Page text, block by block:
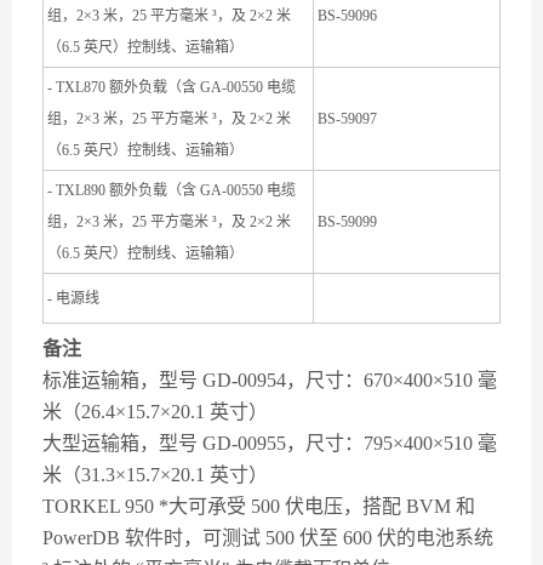
组，2×3 米，25 平方毫米 ³，及 2×2 米
（6.5 英尺）控制线、运输箱）
BS-59096
- TXL870 额外负载（含 GA-00550 电缆
组，2×3 米，25 平方毫米 ³，及 2×2 米
（6.5 英尺）控制线、运输箱）
BS-59097
- TXL890 额外负载（含 GA-00550 电缆
组，2×3 米，25 平方毫米 ³，及 2×2 米
（6.5 英尺）控制线、运输箱）
BS-59099
- 电源线
备注
标准运输箱，型号 GD-00954，尺寸：670×400×510 毫
米（26.4×15.7×20.1 英寸）
大型运输箱，型号 GD-00955，尺寸：795×400×510 毫
米（31.3×15.7×20.1 英寸）
TORKEL 950 *大可承受 500 伏电压，搭配 BVM 和
PowerDB 软件时，可测试 500 伏至 600 伏的电池系统